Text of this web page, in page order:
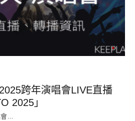
跨年演唱會LIVE直播
2025」
會...